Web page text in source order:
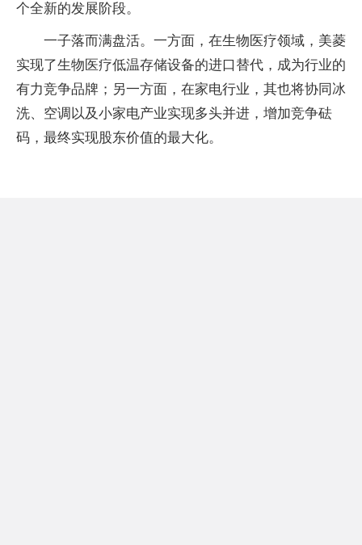
个全新的发展阶段。
一子落而满盘活。一方面，在生物医疗领域，美菱
实现了生物医疗低温存储设备的进口替代，成为行业的
有力竞争品牌；另一方面，在家电行业，其也将协同冰
洗、空调以及小家电产业实现多头并进，增加竞争砝
码，最终实现股东价值的最大化。